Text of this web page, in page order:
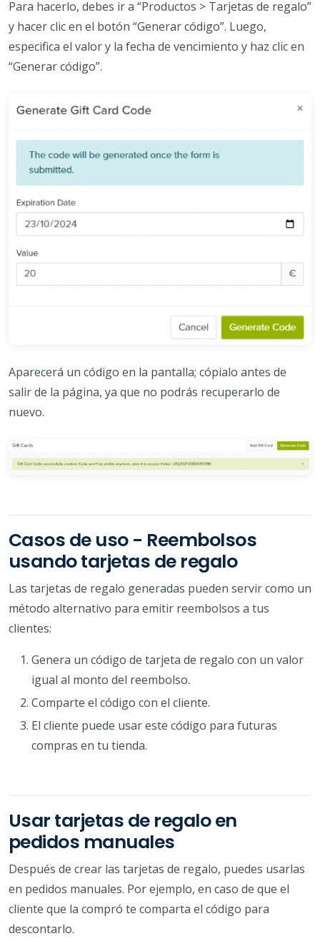
Para hacerlo, debes ir a “Productos > Tarjetas de regalo”
y hacer clic en el botón “Generar código”. Luego,
especifica el valor y la fecha de vencimiento y haz clic en
“Generar código”.
Aparecerá un código en la pantalla; cópialo antes de
salir de la página, ya que no podrás recuperarlo de
nuevo.
Casos de uso - Reembolsos
usando tarjetas de regalo
Las tarjetas de regalo generadas pueden servir como un
método alternativo para emitir reembolsos a tus
clientes:
Genera un código de tarjeta de regalo con un valor
igual al monto del reembolso.
Comparte el código con el cliente.
El cliente puede usar este código para futuras
compras en tu tienda.
Usar tarjetas de regalo en
pedidos manuales
Después de crear las tarjetas de regalo, puedes usarlas
en pedidos manuales. Por ejemplo, en caso de que el
cliente que la compró te comparta el código para
descontarlo.